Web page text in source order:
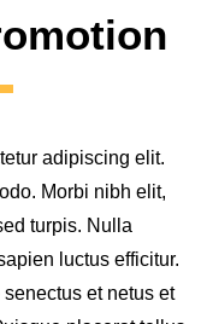
adipiscing elit.
Morbi nibh elit,
turpis. Nulla
luctus efficitur.
et netus et